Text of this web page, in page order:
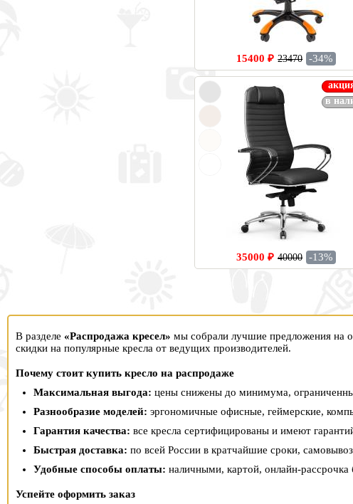
15400 ₽ 23470 -34%
35000 ₽ 40000 -13%
в
В разделе «Распродажа кресел» мы собрали лучшие предложения на
скидки на популярные кресла от ведущих производителей.
Почему стоит купить кресло на распродаже
Максимальная выгода: цены снижены до минимума,
Разнообразие моделей: эргономичные офисные, геймерские,
Гарантия качества: все кресла сертифицированы и имеют
Быстрая доставка: по всей России в кратчайшие сроки,
Удобные способы оплаты: наличными, картой, онлайн‑рассрочка
Успейте оформить заказ